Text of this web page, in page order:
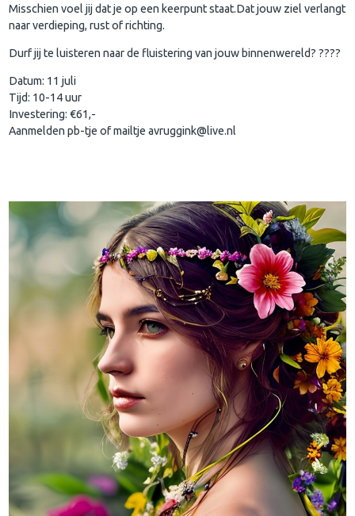
Misschien voel jij dat je op een keerpunt staat.Dat jouw ziel verlangt
naar verdieping, rust of richting.
Durf jij te luisteren naar de fluistering van jouw binnenwereld? ????
Datum: 11 juli
Tijd: 10-14 uur
Investering: €61,-
Aanmelden pb-tje of mailtje avruggink@live.nl